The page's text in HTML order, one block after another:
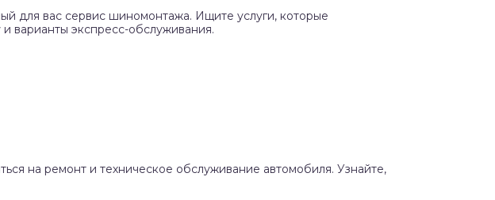
для вас сервис шиномонтажа. Ищите услуги, которые
варианты экспресс-обслуживания.
на ремонт и техническое обслуживание автомобиля. Узнайте,